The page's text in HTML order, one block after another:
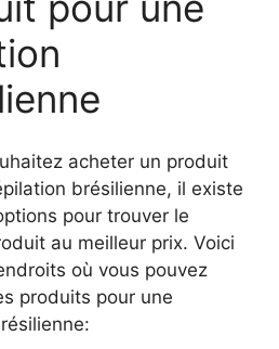
acheter un produit
brésilienne, il existe
pour trouver le
au meilleur prix. Voici
où vous pouvez
produits pour une